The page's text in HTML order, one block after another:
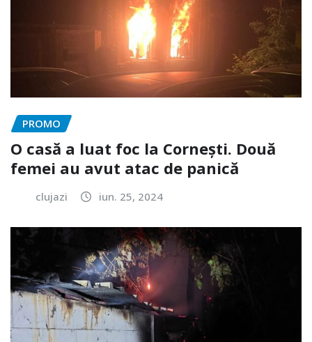
PROMO
O casă a luat foc la Cornești. Două
femei au avut atac de panică
clujazi iun. 25, 2024